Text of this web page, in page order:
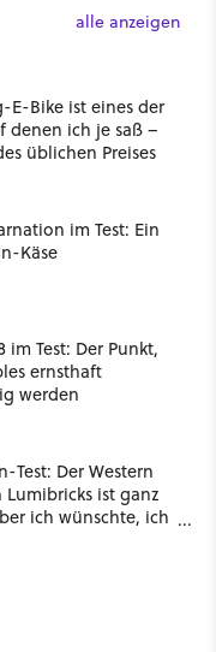
alle anzeigen
E-Bike ist eines der
denen ich je saß –
üblichen Preises
im Test: Ein
Käse
im Test: Der Punkt,
ernsthaft
werden
Test: Der Western
Lumibricks ist ganz
ich wünschte, ich